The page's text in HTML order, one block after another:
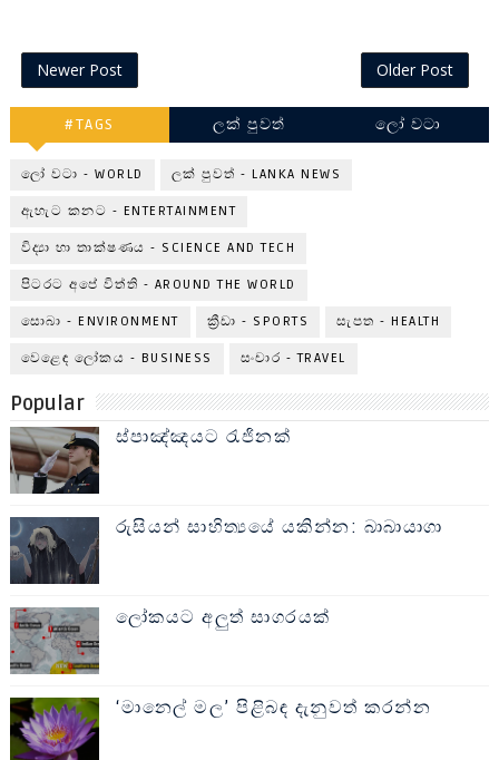
Newer Post Older Post
#TAGS ලක් පුවත් ලෝ වටා
ලෝ වටා - WORLD ලක් පුවත් - LANKA NEWS
ඇහැට කනට - ENTERTAINMENT
විද්‍යා හා තාක්ෂණය - SCIENCE AND TECH
පිටරට අපේ විත්ති - AROUND THE WORLD
සොබා - ENVIRONMENT ක්‍රීඩා - SPORTS සැපත - HEALTH
වෙළෙඳ ලෝකය - BUSINESS සංචාර - TRAVEL
Popular
ස්පාඤ්ඤයට රැජිනක්
රුසියන් සාහිත්‍යයේ යකින්න: බාබායාගා
ලෝකයට අලුත් සාගරයක්
‘මානෙල් මල’ පිළිබඳ දැනුවත් කරන්න